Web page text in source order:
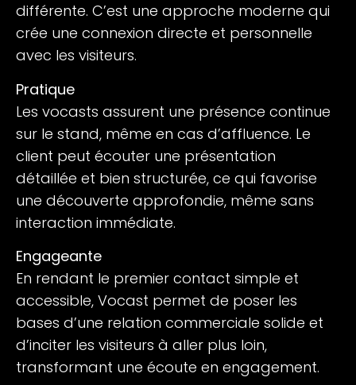
différente. C’est une approche moderne qui
crée une connexion directe et personnelle
avec les visiteurs.
Pratique
Les vocasts assurent une présence continue
sur le stand, même en cas d’affluence. Le
client peut écouter une présentation
détaillée et bien structurée, ce qui favorise
une découverte approfondie, même sans
interaction immédiate.
Engageante
En rendant le premier contact simple et
accessible, Vocast permet de poser les
bases d’une relation commerciale solide et
d’inciter les visiteurs à aller plus loin,
transformant une écoute en engagement.